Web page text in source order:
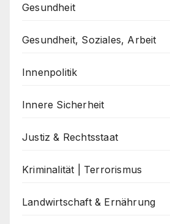
Gesundheit
Gesundheit, Soziales, Arbeit
Innenpolitik
Innere Sicherheit
Justiz & Rechtsstaat
Kriminalität | Terrorismus
Landwirtschaft & Ernährung